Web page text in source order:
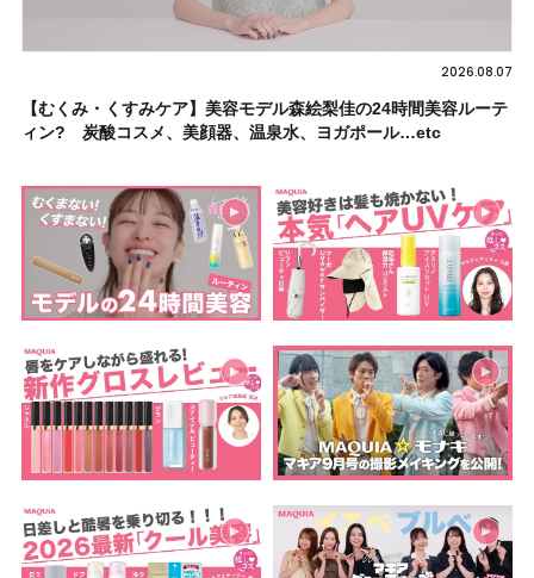
2026.08.07
【むくみ・くすみケア】美容モデル森絵梨佳の24時間美容ルーテ
ィン? 炭酸コスメ、美顔器、温泉水、ヨガポール…etc